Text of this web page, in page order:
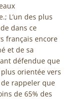
L’un des plus
dans ce
français encore
et de sa
défendue que
orientée vers
de rappeler que
de 65% des